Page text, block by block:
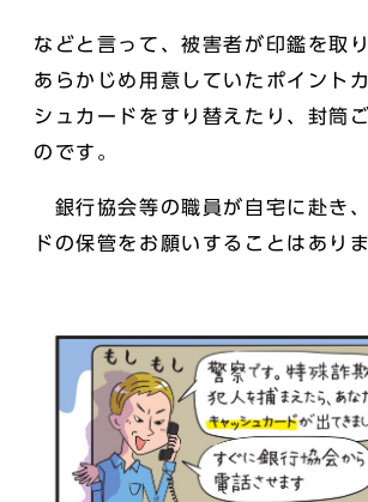
などと言って、被害者が印鑑を取
あらかじめ用意していたポイント
シュカードをすり替えたり、封筒
のです。
銀行協会等の職員が自宅に赴き
ドの保管をお願いすることはあり